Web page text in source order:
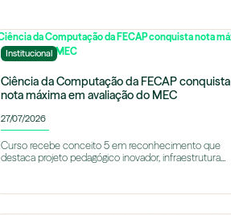
Institucional
Ciência da Computação da FECAP conquista
nota máxima em avaliação do MEC
27/07/2026
Curso recebe conceito 5 em reconhecimento que
destaca projeto pedagógico inovador, infraestrutura...